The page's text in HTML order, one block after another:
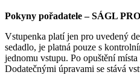
Pokyny pořadatele – SÁGL
Vstupenka platí jen pro uvedený
sedadlo, je platná pouze s
jednomu vstupu. Po opuštění
Dodatečnými úpravami se stává